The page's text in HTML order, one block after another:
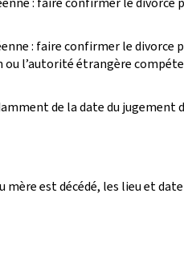
: faire confirmer le
l’autorité étrangère
de la date du
est décédé, les lieu et